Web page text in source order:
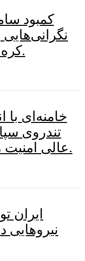
کمبود
نگرانی‌هایی
کره جنوبی ایجاد کرده است.
خامنه‌ای با
تندروی
عالی امنیت ملی ایران را تشدید کرد.
ایران